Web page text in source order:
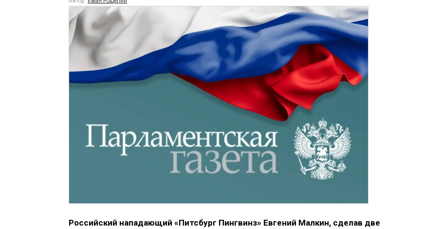
Российский нападающий «Питсбург Пингвинз» Евгений Малкин, сделав две